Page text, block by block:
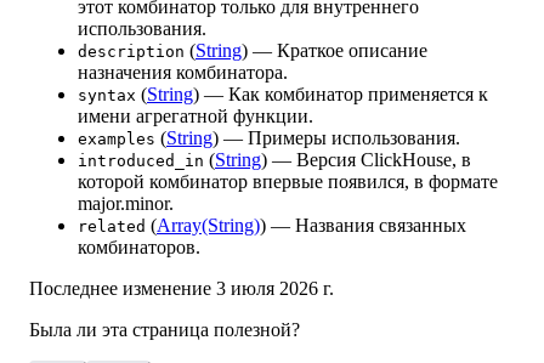
этот комбинатор только для внутреннего
использования.
description (String) — Краткое описание
назначения комбинатора.
syntax (String) — Как комбинатор применяется к
имени агрегатной функции.
examples (String) — Примеры использования.
introduced_in (String) — Версия ClickHouse, в
которой комбинатор впервые появился, в формате
major.minor.
related (Array(String)) — Названия связанных
комбинаторов.
Последнее изменение 3 июля 2026 г.
Была ли эта страница полезной?